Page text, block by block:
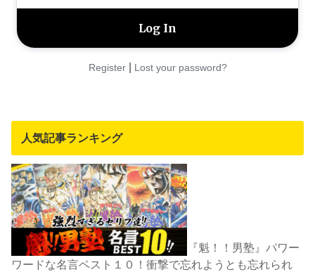
Register| Lost your password?
人気記事ランキング
『魁！！男塾』パワー
ワードな名言ベスト１０！衝撃で忘れようとも忘れられ